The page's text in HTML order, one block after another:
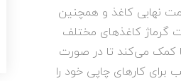
نهایی کاغذ و همچنین
گرماژ کاغذهای مختلف
کمک می‌کند تا در صورت
برای کارهای چاپی خود را